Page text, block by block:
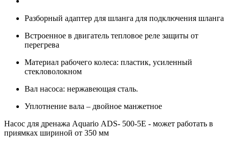
Разборный адаптер для шланга для подключения шланга
Встроенное в двигатель тепловое реле защиты от
перегрева
Материал рабочего колеса: пластик, усиленный
стекловолокном
Вал насоса: нержавеющая сталь.
Уплотнение вала – двойное манжетное
Насос для дренажа Aquario ADS- 500-5Е - может работать в
приямках шириной от 350 мм